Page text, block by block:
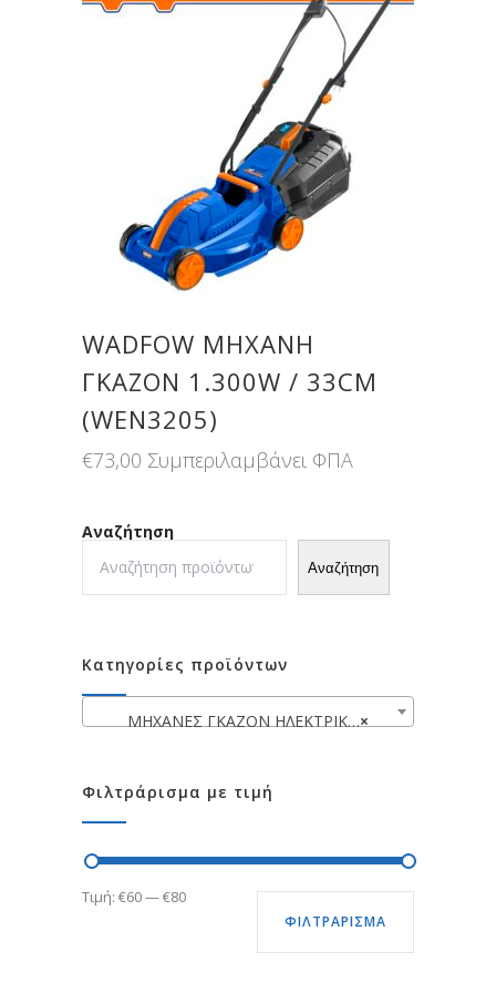
WADFOW ΜΗΧΑΝΗ
ΓΚΑΖΟΝ 1.300W / 33CM
(WEN3205)
€73,00 Συμπεριλαμβάνει ΦΠΑ
Αναζήτηση
Αναζήτηση
Κατηγορίες προϊόντων
×
ΜΗΧΑΝΕΣ ΓΚΑΖΟΝ ΗΛΕΚΤΡΙΚΕΣ
Φιλτράρισμα με τιμή
Ελάχιστη
Μέγιστη
ΦΙΛΤΡΆΡΙΣΜΑ
Τιμή: €60—€80